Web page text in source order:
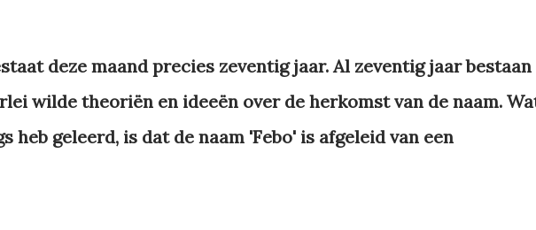
deze maand precies zeventig jaar. Al zeventig jaar bestaan
wilde theoriën en ideeën over de herkomst van de naam.
heb geleerd, is dat de naam 'Febo' is afgeleid van een